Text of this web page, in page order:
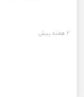
2 هفته پیش